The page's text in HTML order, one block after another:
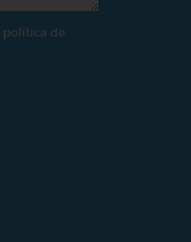
política de